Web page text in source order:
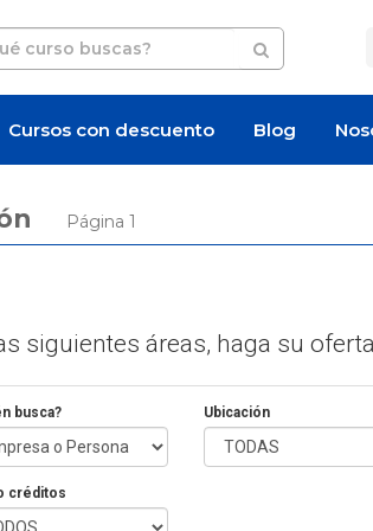
Cursos con descuento Blog
Página 1
siguientes áreas, haga su
busca? Ubicación
créditos